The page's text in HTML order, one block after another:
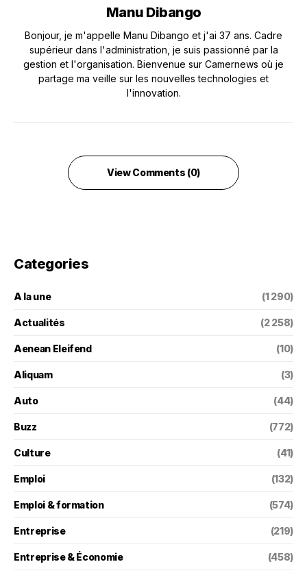
Manu Dibango
Bonjour, je m'appelle Manu Dibango et j'ai 37 ans. Cadre
supérieur dans l'administration, je suis passionné par la
gestion et l'organisation. Bienvenue sur Camernews où je
partage ma veille sur les nouvelles technologies et
l'innovation.
View Comments (0)
Categories
A la une (1 290)
Actualités (2 258)
Aenean Eleifend (10)
Aliquam (3)
Auto (44)
Buzz (772)
Culture (41)
Emploi (132)
Emploi & formation (574)
Entreprise (219)
Entreprise & Économie (458)